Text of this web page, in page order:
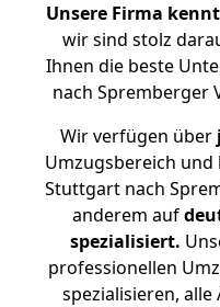
Unsere Firma
wir sind stolz
Ihnen die beste
nach Spremberger
Wir verfügen über
Umzugsbereich und
Stuttgart nach
anderem auf
spezialisiert.
professionellen
spezialisieren, alle